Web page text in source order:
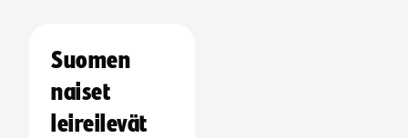
Suomen
naiset
leireilevät